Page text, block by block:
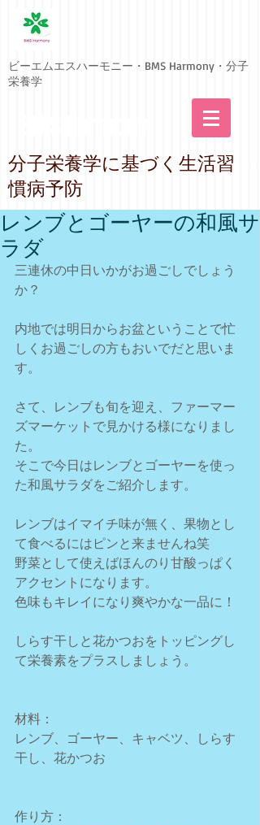
ビーエムエスハーモニー・BMS Harmony・分子
栄養学
​分子栄養学に基づく生活習
慣病予防
レンブとゴーヤーの和風サ
ラダ
三連休の中日いかがお過ごしでしょう
か？
内地では明日からお盆ということで忙
しくお過ごしの方もおいでだと思いま
す。
さて、レンブも旬を迎え、ファーマー
ズマーケットで見かける様になりまし
た。
そこで今日はレンブとゴーヤーを使っ
た和風サラダをご紹介します。
レンブはイマイチ味が無く、果物とし
て食べるにはピンと来ませんね笑
野菜として使えばほんのり甘酸っぱく
アクセントになります。
色味もキレイになり爽やかな一品に！
しらす干しと花かつおをトッピングし
て栄養素をプラスしましょう。
材料：
レンブ、ゴーヤー、キャベツ、しらす
干し、花かつお
作り方：